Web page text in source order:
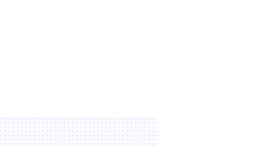
35:30
TCMB Başkanı Fatih
Karahan: Parasal sıkılığı
koruyacağız
08.02.2024 11:36